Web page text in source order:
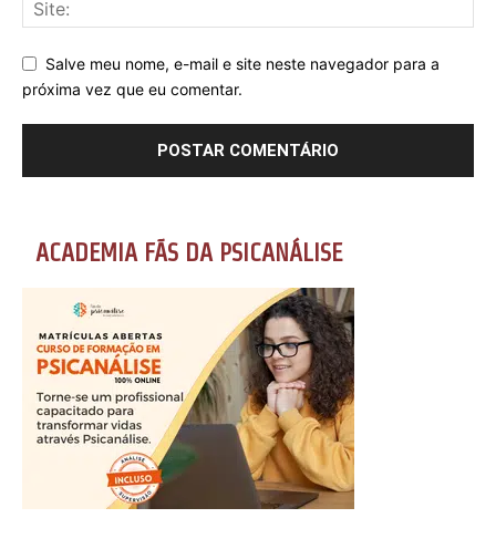
Salve meu nome, e-mail e site neste navegador para a
próxima vez que eu comentar.
ACADEMIA FÃS DA PSICANÁLISE